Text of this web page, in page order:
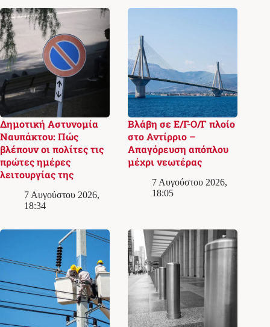
Δημοτική Αστυνομία
Ναυπάκτου: Πώς
βλέπουν οι πολίτες τις
πρώτες ημέρες
λειτουργίας της
7 Αυγούστου 2026,
18:34
Βλάβη σε Ε/Γ-Ο/Γ πλοίο
στο Αντίρριο –
Απαγόρευση απόπλου
μέχρι νεωτέρας
7 Αυγούστου 2026,
18:05